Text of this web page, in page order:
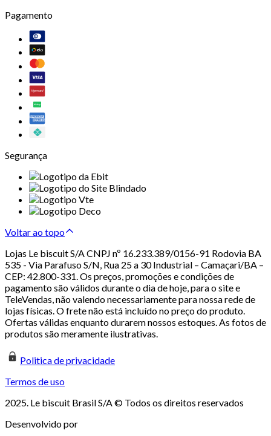
Pagamento
Segurança
Voltar ao topo
Lojas Le biscuit S/A CNPJ nº 16.233.389/0156-91 Rodovia BA
535 - Via Parafuso S/N, Rua 25 a 30 Industrial – Camaçari/BA –
CEP: 42.800-331. Os preços, promoções e condições de
pagamento são válidos durante o dia de hoje, para o site e
TeleVendas, não valendo necessariamente para nossa rede de
lojas físicas. O frete não está incluído no preço do produto.
Ofertas válidas enquanto durarem nossos estoques. As fotos de
produtos são meramente ilustrativas.
Politica de privacidade
Termos de uso
2025. Le biscuit Brasil S/A © Todos os direitos reservados
Desenvolvido por